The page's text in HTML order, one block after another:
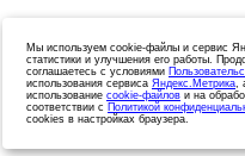
Мы используем cookie-файлы и сервис
статистики и улучшения его работы.
соглашаетесь с условиями
использования сервиса Яндекс.Метрика,
использование cookie-файлов и на
соответствии с Политикой
cookies в настройках браузера.